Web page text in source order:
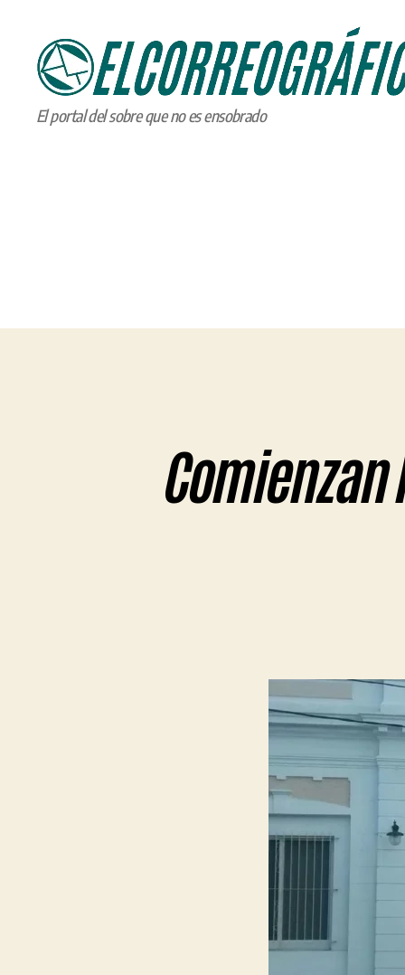
ELCORREOGRÁFICO
El portal del sobre que no es ensobrado